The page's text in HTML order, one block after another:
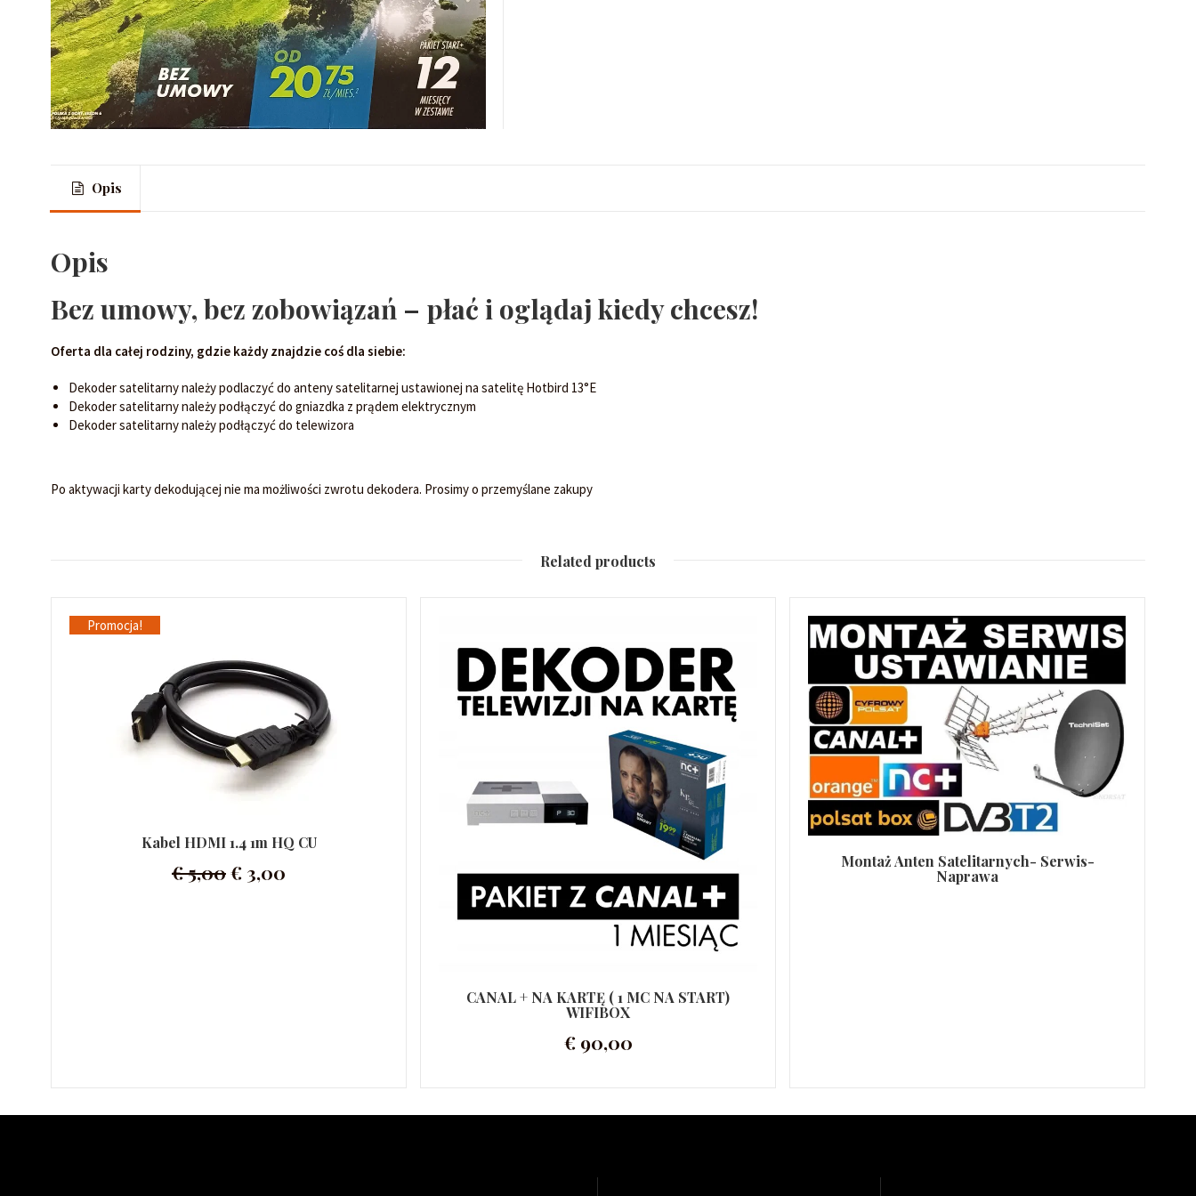
PILOTY
ZASILACZE
ANDROID BOX
DOŁADOWANIA PREMIUM+
PRZEWODY HDMI / NET
Opis
Opis
Bez umowy, bez zobowiązań – płać i oglądaj kiedy chcesz!
Oferta dla całej rodziny, gdzie każdy znajdzie coś dla siebie:
Dekoder satelitarny należy podlaczyć do anteny satelitarnej ustawionej na satelitę Hotbird 13°E
Dekoder satelitarny należy podłączyć do gniazdka z prądem elektrycznym
Dekoder satelitarny należy podłączyć do telewizora
Po aktywacji karty dekodującej nie ma możliwości zwrotu dekodera. Prosimy o przemyślane zakupy
Related products
Promocja!
Kabel HDMI 1.4 1m HQ CU
€5,00€ 3,00
CANAL + NA KARTĘ ( 1 MC NA START)
WIFIBOX
€ 90,00
Montaż Anten Satelitarnych- Serwis-
Naprawa